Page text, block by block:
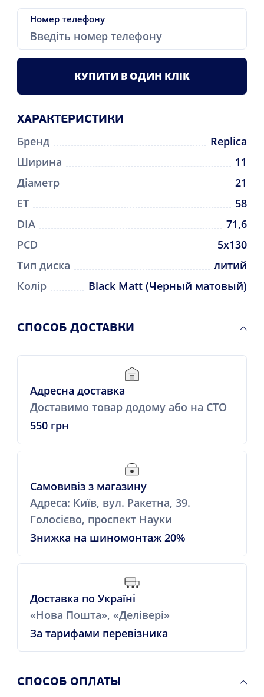
Номер телефону
КУПИТИ В ОДИН КЛІК
ХАРАКТЕРИСТИКИ
Бренд
Replica
Ширина
11
Діаметр
21
ET
58
DIA
71,6
PCD
5x130
Тип диска
литий
Колір
Black Matt (Черный матовый)
CПОСОБ ДОСТАВКИ
Адресна доставка
Доставимо товар додому або на СТО
550 грн
Самовивіз з магазину
Адреса: Київ, вул. Ракетна, 39.
Голосієво, проспект Науки
Знижка на шиномонтаж 20%
Доставка по Україні
«Нова Пошта», «Делівері»
За тарифами перевізника
CПОСОБ ОПЛАТЫ